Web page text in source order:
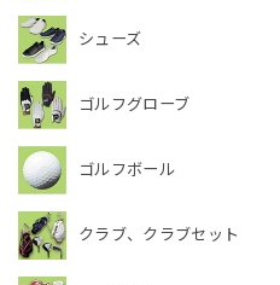
シューズ
ゴルフグローブ
ゴルフボール
クラブ、クラブセット